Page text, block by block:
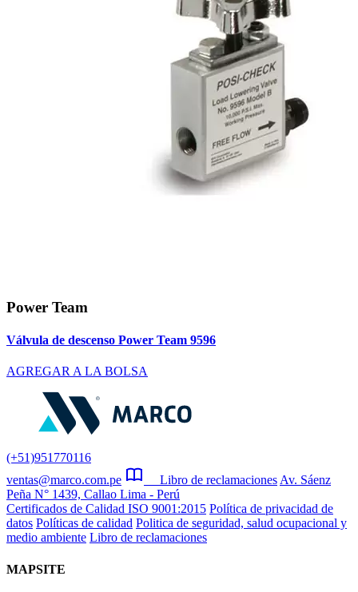
Power Team
Válvula de descenso Power Team 9596
AGREGAR A LA BOLSA
(+51)951770116
ventas@marco.com.pe
Libro de reclamaciones Av. Sáenz
Peña N° 1439, Callao Lima - Perú
Certificados de Calidad ISO 9001:2015 Política de privacidad de
datos Políticas de calidad Politica de seguridad, salud ocupacional y
medio ambiente Libro de reclamaciones
MAPSITE